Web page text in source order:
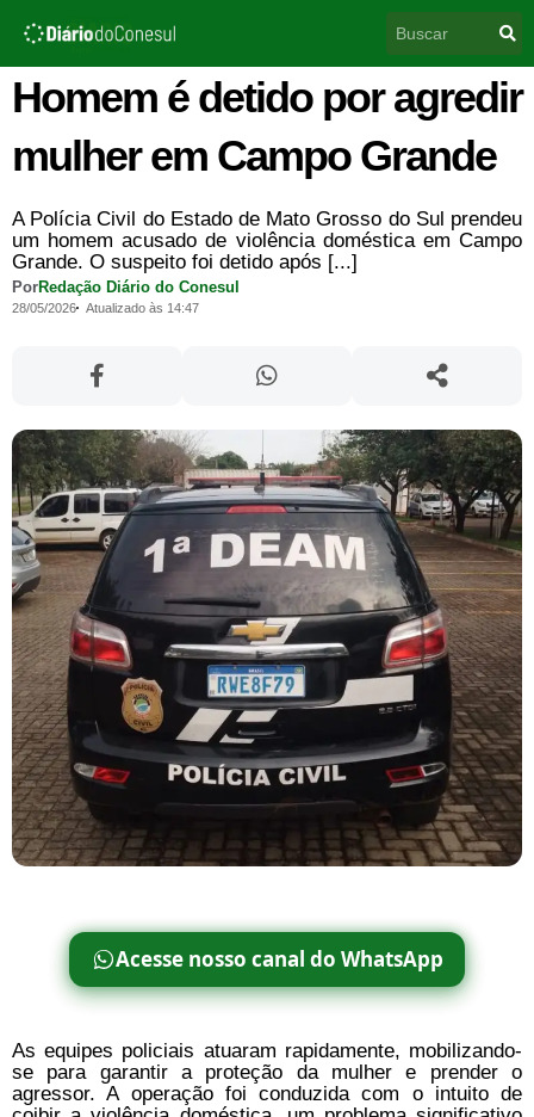
para
conteúdo
Homem é detido por agredir
mulher em Campo Grande
A Polícia Civil do Estado de Mato Grosso do Sul prendeu
um homem acusado de violência doméstica em Campo
Grande. O suspeito foi detido após [...]
PorRedação Diário do Conesul
28/05/2026 Atualizado às 14:47
Acesse nosso canal do WhatsApp
As equipes policiais atuaram rapidamente, mobilizando-
se para garantir a proteção da mulher e prender o
agressor. A operação foi conduzida com o intuito de